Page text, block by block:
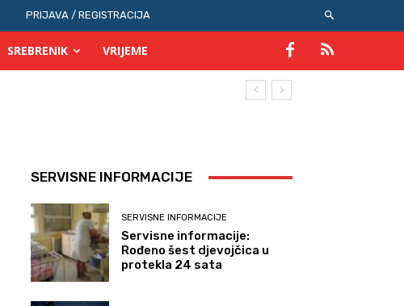
PRIJAVA / REGISTRACIJA
SREBRENIK VRIJEME
SERVISNE INFORMACIJE
SERVISNE INFORMACIJE
Servisne informacije:
Rođeno šest djevojčica u
protekla 24 sata